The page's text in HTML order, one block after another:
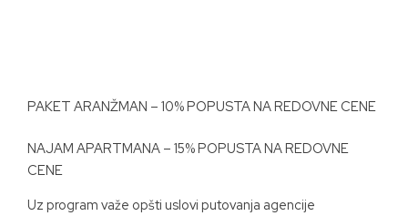
PAKET ARANŽMAN – 10% POPUSTA NA REDOVNE CENE
NAJAM APARTMANA – 15% POPUSTA NA REDOVNE
CENE
Uz program važe opšti uslovi putovanja agencije